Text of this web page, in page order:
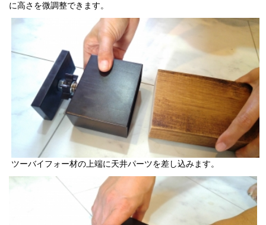
に高さを微調整できます。
ツーバイフォー材の上端に天井パーツを差し込みます。